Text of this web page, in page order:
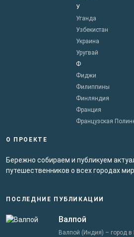
У
Уганда
Узбекистан
Украина
Уругвай
Ф
Фиджи
Филиппины
Финляндия
Франция
Французская
О ПРОЕКТЕ
Бережно собираем и публикуем
путешественников о всех городах
ПОСЛЕДНИЕ ПУБЛИКАЦИИ
Валпой
Валпой (Индия) – город в